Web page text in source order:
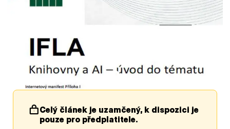
Obsah tohoto článku je uzamčen.
Celý článek je uzamčený, k dispozici je
pouze pro předplatitele.